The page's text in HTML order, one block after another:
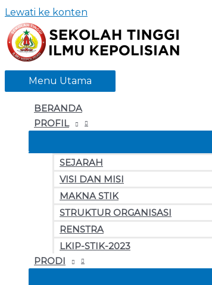
Lewati ke konten
Menu Utama
BERANDA
PROFIL
SEJARAH
VISI DAN MISI
MAKNA STIK
STRUKTUR ORGANISASI
RENSTRA
LKIP-STIK-2023
PRODI